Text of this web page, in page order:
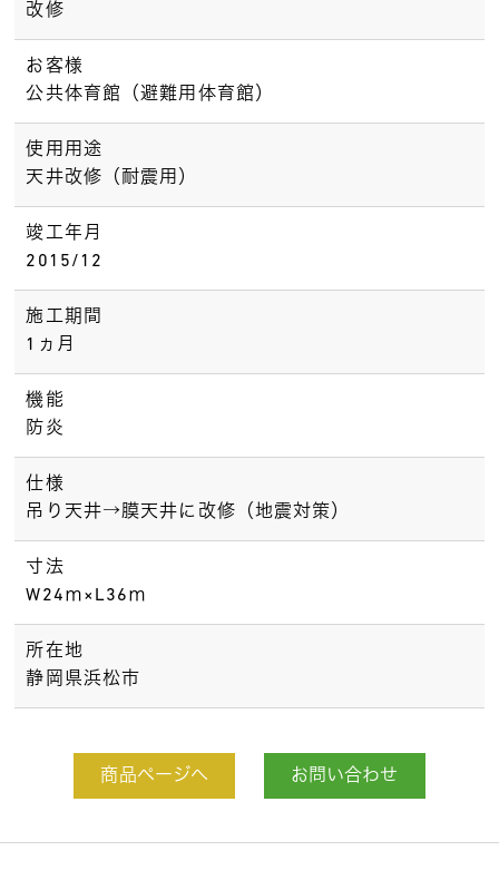
改修
お客様
公共体育館（避難用体育館）
使用用途
天井改修（耐震用）
竣工年月
2015/12
施工期間
1ヵ月
機能
防炎
仕様
吊り天井→膜天井に改修（地震対策）
寸法
W24ⅿ×L36ⅿ
所在地
静岡県浜松市
商品ページへ お問い合わせ